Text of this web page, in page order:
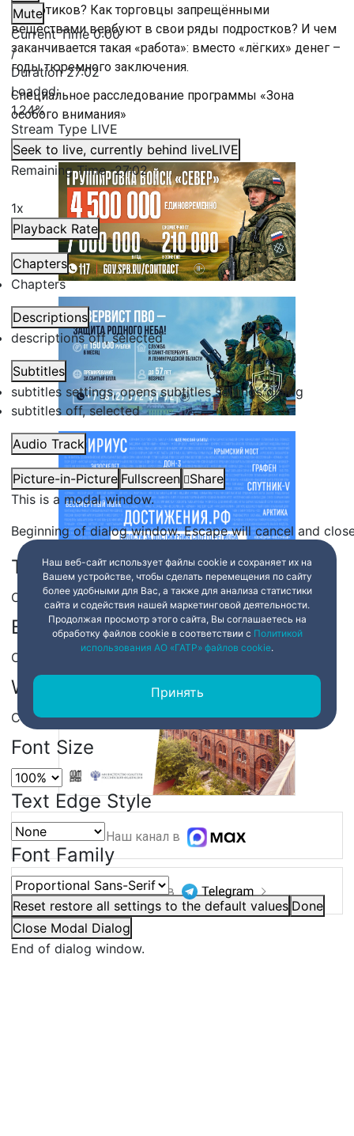
Mute
Current Time0:00
/
Duration27:02
Loaded:
1.24%
Stream Type LIVE
Seek to live, currently behind liveLIVE
Remaining Time-27:02
1x
Playback Rate
Chapters
Chapters
Descriptions
descriptions off, selected
Subtitles
subtitles settings, opens subtitles settings dialog
subtitles off, selected
Audio Track
Picture-in-Picture Fullscreen
Share
This is a modal window.
Beginning of dialog window. Escape will cancel and
Text
Color Transparency
Background
Color
Window
Color Transparency
Font Size
Text Edge Style
Font Family
Reset restore all settings to the default values Done
Close Modal Dialog
End of dialog window.
наркотиков? Как торговцы запрещёнными
веществами вербуют в свои ряды подростков? И чем
заканчивается такая «работа»: вместо «лёгких» денег –
годы тюремного заключения.
Специальное расследование программы «Зона
особого внимания»
Наш канал в
Наш канал в
Наш веб-сайт использует файлы cookie и сохраняет их на
Вашем устройстве, чтобы сделать перемещения по сайту
более удобными для Вас, а также для анализа статистики
сайта и содействия нашей маркетинговой деятельности.
Продолжая просмотр этого сайта, Вы соглашаетесь на
обработку файлов cookie в соответствии с Политикой
использования АО «ГАТР» файлов cookie.
Принять